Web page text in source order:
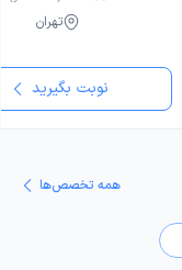
تهران
نوبت بگیرید
همه تخصص‌ها